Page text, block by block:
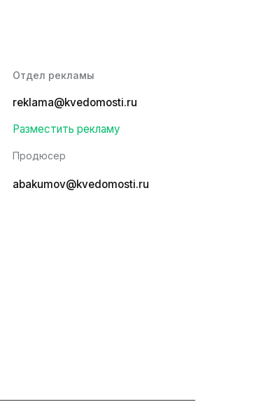
Отдел рекламы
reklama@kvedomosti.ru
Разместить рекламу
Продюсер
abakumov@kvedomosti.ru